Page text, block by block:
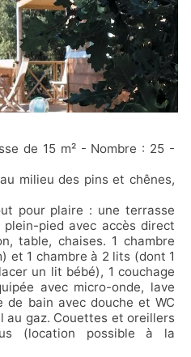
de 15 m² - Nombre : 25 -
milieu des pins et chênes,
pour plaire : une terrasse
pied avec accès direct
table, chaises. 1 chambre
et 1 chambre à 2 lits (dont 1
un lit bébé), 1 couchage
avec micro-onde, lave
de bain avec douche et WC
au gaz. Couettes et oreillers
(location possible à la